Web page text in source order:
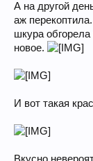
А на другой
аж
шкура
новое.
И вот такая